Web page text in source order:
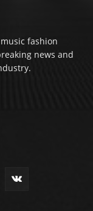
fashion
news and